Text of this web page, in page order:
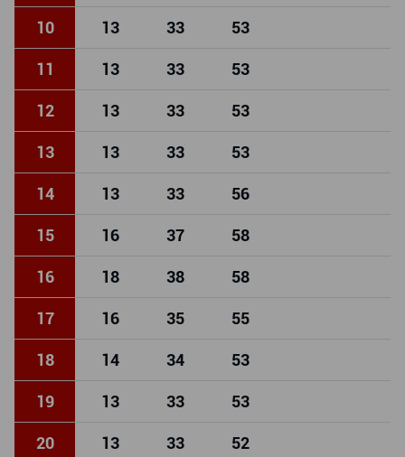
10 13 33 53
11 13 33 53
12 13 33 53
13 13 33 53
14 13 33 56
15 16 37 58
16 18 38 58
17 16 35 55
18 14 34 53
19 13 33 53
20 13 33 52